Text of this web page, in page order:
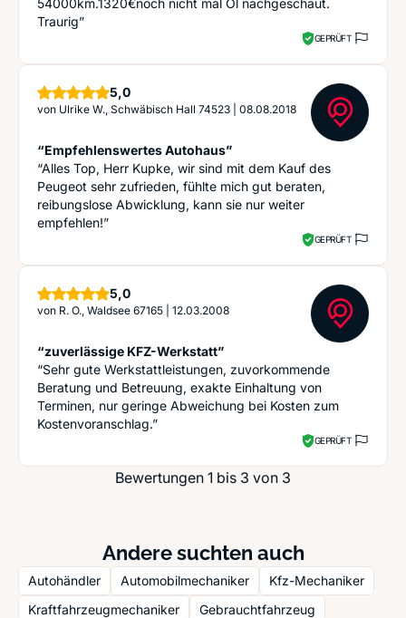
54000km.1320€noch nicht mal Öl nachgeschaut.
Traurig”
GEPRÜFT
5,0Sterne
von Ulrike W., Schwäbisch Hall 74523 08.08.2018
“Empfehlenswertes Autohaus”
“Alles Top, Herr Kupke, wir sind mit dem Kauf des
Peugeot sehr zufrieden, fühlte mich gut beraten,
reibungslose Abwicklung, kann sie nur weiter
empfehlen!”
GEPRÜFT
5,0Sterne
von R. O., Waldsee 67165 12.03.2008
“zuverlässige KFZ-Werkstatt”
“Sehr gute Werkstattleistungen, zuvorkommende
Beratung und Betreuung, exakte Einhaltung von
Terminen, nur geringe Abweichung bei Kosten zum
Kostenvoranschlag.”
GEPRÜFT
Bewertungen 1 bis 3 von 3
Andere suchten auch
Autohändler Automobilmechaniker
Kfz-Mechaniker
Kraftfahrzeugmechaniker
Gebrauchtfahrzeug